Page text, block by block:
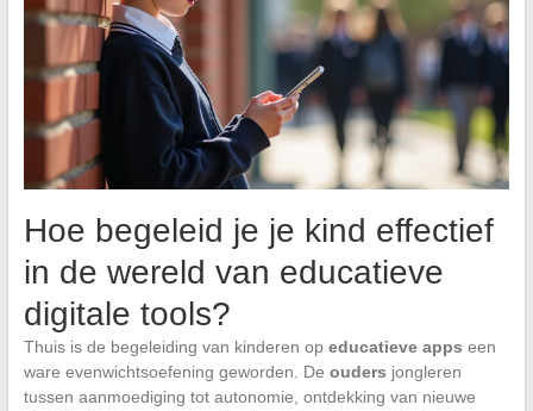
Hoe begeleid je je kind effectief
in de wereld van educatieve
digitale tools?
Thuis is de begeleiding van kinderen op educatieve apps een
ware evenwichtsoefening geworden. De ouders jongleren
tussen aanmoediging tot autonomie, ontdekking van nieuwe